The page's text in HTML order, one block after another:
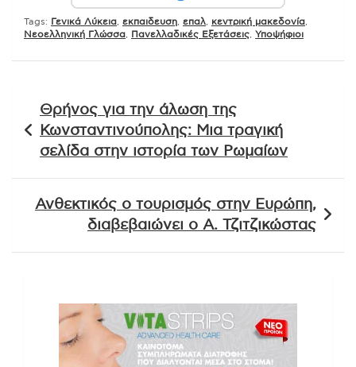
Tags: Γενικά Λύκεια εκπαιδευση επαλ κεντρική μακεδονία
Νεοελληνική Γλώσσα
Πανελλαδικές Εξετάσεις Υποψήφιοι
άρθρων
Θρήνος για την άλωση της
Κωνσταντινούπολης: Μια τραγική
σελίδα στην ιστορία των Ρωμαίων
Ανθεκτικός ο τουρισμός στην Ευρώπη,
διαβεβαιώνει ο Α. Τζιτζικώστας